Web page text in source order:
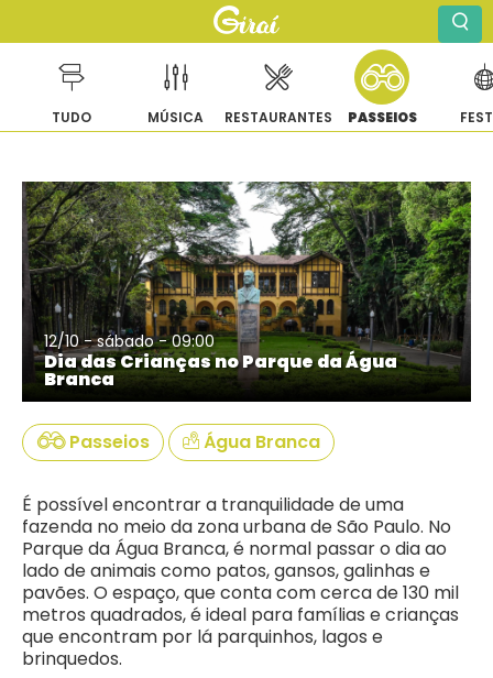
para
o
conteúdo
TUDO MÚSICA RESTAURANTES PASSEIOS
12/10 - sábado - 09:00
Dia das Crianças no Parque da Água
Branca
Passeios Água Branca
É possível encontrar a tranquilidade de uma
fazenda no meio da zona urbana de São Paulo. No
Parque da Água Branca, é normal passar o dia ao
lado de animais como patos, gansos, galinhas e
pavões. O espaço, que conta com cerca de 130 mil
metros quadrados, é ideal para famílias e crianças
que encontram por lá parquinhos, lagos e
brinquedos.